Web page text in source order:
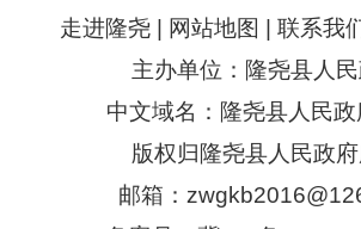
走进隆尧| 网站地图 联系我
主办单位：隆尧县人
中文域名：隆尧县人民政
版权归隆尧县人民政
邮箱：